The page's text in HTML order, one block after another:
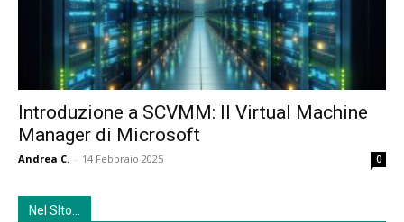
Introduzione a SCVMM: Il Virtual Machine
Manager di Microsoft
Andrea C. - 14 Febbraio 2025 0
Nel SIto…